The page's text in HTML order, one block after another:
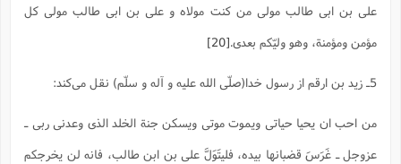
علی بن ابی طالب مولی من کنت مولاه و علی بن ابی طالب مولی کل
مؤمن ومؤمنة، وهو ولیّکم بعدی.[20]
5ـ زید بن ارقم از رسول خدا(صلّی الله علیه و آله و سلّم) نقل می‌کند:
من احب ان یحیا حیاتی ویموت موتی ویسکن جنة الخلد الذی وعدنی ربی ـ
عزوجل ـ غَرَسَ قضبانها بیده، فلیتَوَلَّ علی بن ابن طالب، فانه لن یخرجکم